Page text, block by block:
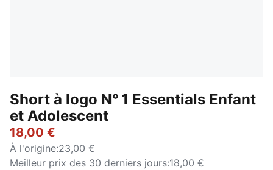
Short à logo N° 1 Essentials Enfant
et Adolescent
18,00 €
À l'origine:23,00 €
Meilleur prix des 30 derniers jours:18,00 €